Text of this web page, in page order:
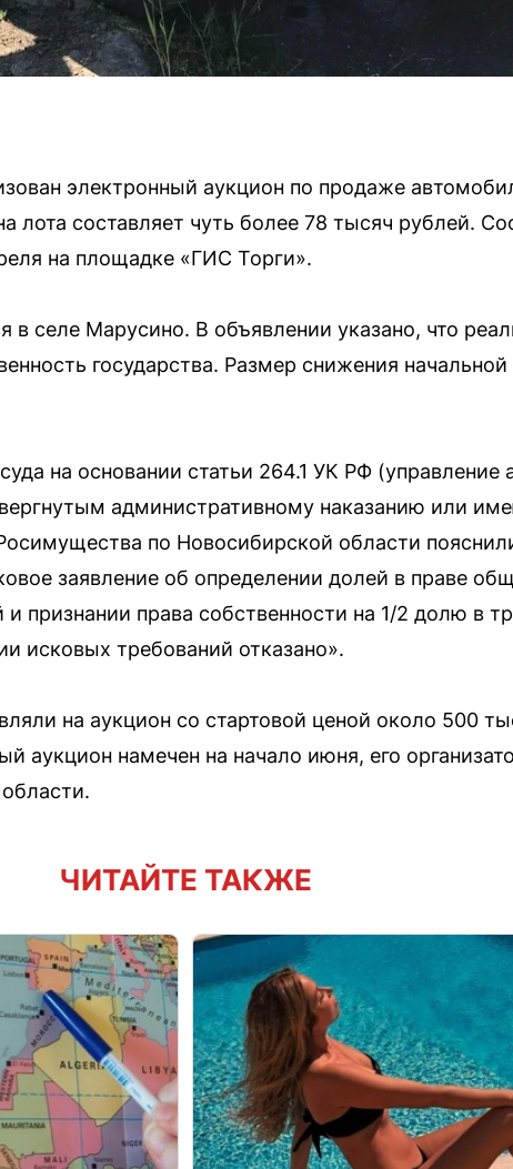
электронный аукцион по продаже
лота составляет чуть более 78 тысяч рублей.
на площадке «ГИС Торги».
в селе Марусино. В объявлении указано, что
государства. Размер снижения
на основании статьи 264.1 УК РФ
административному наказанию или
по Новосибирской области
заявление об определении долей в праве
признании права собственности на 1/2 долю в
исковых требований отказано».
на аукцион со стартовой ценой около 500
аукцион намечен на начало июня, его
ЧИТАЙТЕ ТАКЖЕ